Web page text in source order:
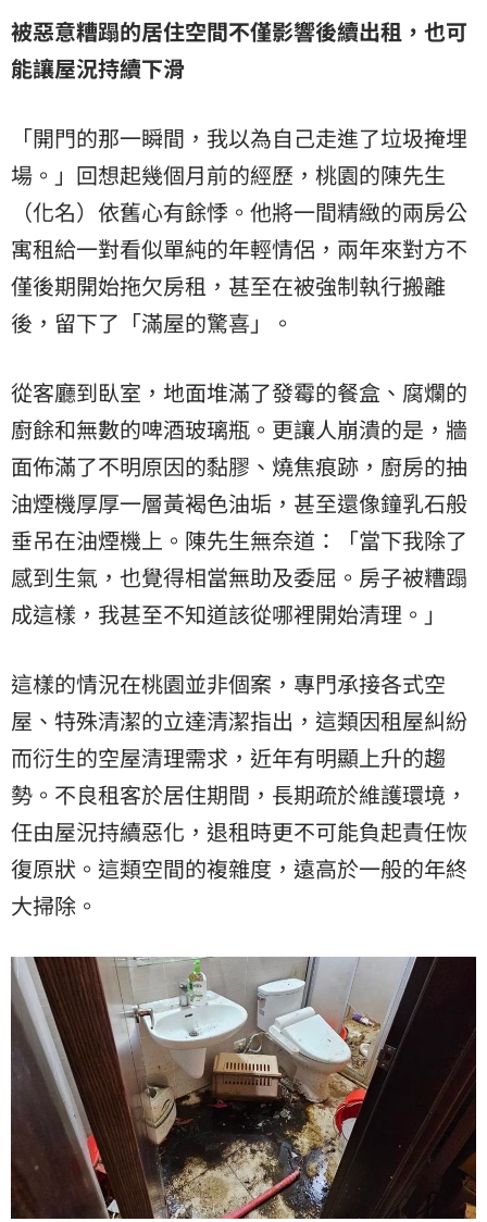
被惡意糟蹋的居住空間不僅影響後續出租，也可
能讓屋況持續下滑
「開門的那一瞬間，我以為自己走進了垃圾掩埋
場。」回想起幾個月前的經歷，桃園的陳先生
（化名）依舊心有餘悸。他將一間精緻的兩房公
寓租給一對看似單純的年輕情侶，兩年來對方不
僅後期開始拖欠房租，甚至在被強制執行搬離
後，留下了「滿屋的驚喜」。
從客廳到臥室，地面堆滿了發霉的餐盒、腐爛的
廚餘和無數的啤酒玻璃瓶。更讓人崩潰的是，牆
面佈滿了不明原因的黏膠、燒焦痕跡，廚房的抽
油煙機厚厚一層黃褐色油垢，甚至還像鐘乳石般
垂吊在油煙機上。陳先生無奈道：「當下我除了
感到生氣，也覺得相當無助及委屈。房子被糟蹋
成這樣，我甚至不知道該從哪裡開始清理。」
這樣的情況在桃園並非個案，專門承接各式空
屋、特殊清潔的立達清潔指出，這類因租屋糾紛
而衍生的空屋清理需求，近年有明顯上升的趨
勢。不良租客於居住期間，長期疏於維護環境，
任由屋況持續惡化，退租時更不可能負起責任恢
復原狀。這類空間的複雜度，遠高於一般的年終
大掃除。